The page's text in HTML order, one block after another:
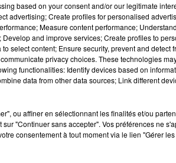
based on your consent and/or our legitimate
advertising; Create profiles for personalised
Measure content performance;
and improve services; Create profiles to
select content; Ensure security, prevent and detect
privacy choices. These technologies
functionalities: Identify devices based on
data from other data sources; Link different
ou affiner en sélectionnant les finalités et/ou
"Continuer sans accepter". Vos préférences ne
consentement à tout moment via le lien "Gérer